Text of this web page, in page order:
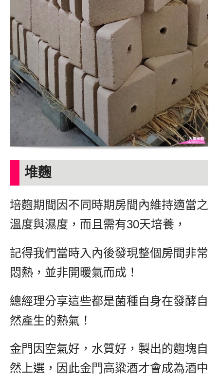
堆麴
培麴期間因不同時期房間內維持適當之
溫度與濕度，而且需有30天培養，
記得我們當時入內後發現整個房間非常
悶熱，並非開暖氣而成！
總經理分享這些都是菌種自身在發酵自
然產生的熱氣！
金門因空氣好，水質好，製出的麴塊自
然上選，因此金門高粱酒才會成為酒中